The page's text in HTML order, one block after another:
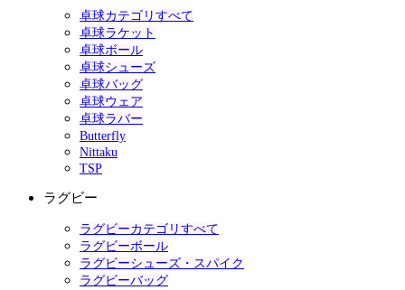
卓球カテゴリすべて
卓球ラケット
卓球ボール
卓球シューズ
卓球バッグ
卓球ウェア
卓球ラバー
Butterfly
Nittaku
TSP
ラグビー
ラグビーカテゴリすべて
ラグビーボール
ラグビーシューズ・スパイク
ラグビーバッグ